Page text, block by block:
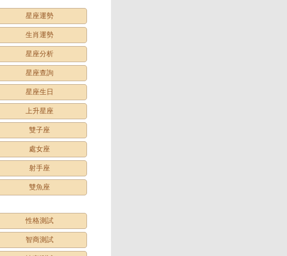
星座運勢
生肖運勢
星座分析
星座查詢
星座生日
上升星座
雙子座
處女座
射手座
雙魚座
性格測試
智商測試